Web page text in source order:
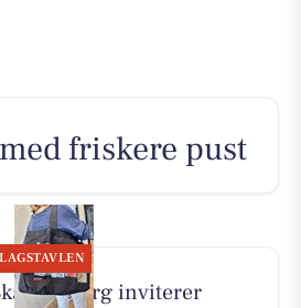
friskere pust
inviterer